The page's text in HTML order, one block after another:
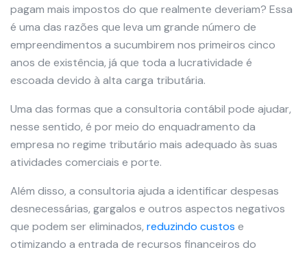
pagam mais impostos do que realmente deveriam? Essa
é uma das razões que leva um grande número de
empreendimentos a sucumbirem nos primeiros cinco
anos de existência, já que toda a lucratividade é
escoada devido à alta carga tributária.
Uma das formas que a consultoria contábil pode ajudar,
nesse sentido, é por meio do enquadramento da
empresa no regime tributário mais adequado às suas
atividades comerciais e porte.
Além disso, a consultoria ajuda a identificar despesas
desnecessárias, gargalos e outros aspectos negativos
que podem ser eliminados, reduzindo custos e
otimizando a entrada de recursos financeiros do